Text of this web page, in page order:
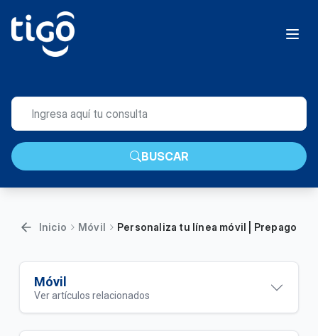
BUSCAR
Inicio Móvil Personaliza tu línea móvil | Prepago
Móvil
Ver artículos relacionados
¿Cómo funciona el servicio de adelanto de